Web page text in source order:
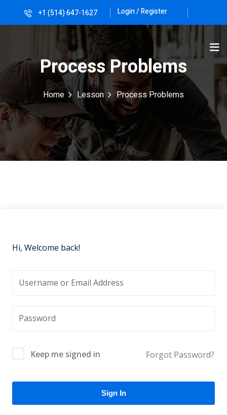
+1 (514) 647-1627 Login / Register
Process Problems
Home Lesson Process Problems
Hi, Welcome back!
Keep me signed in Forgot Password?
Sign In
Sign in Sign up
Sign in
Don’t have an account? Sign up